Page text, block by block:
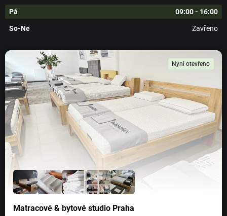
Rozměr:150 x 200 cm nebo 220 x 200 cm
Materiál:100 % mikrovlákno/polyester (gramáž cca
300g/m2 )
Praní na jemný cyklus na 30°C.
Odstíny barev na fotografiích nemusí zcela odpovídat
skutečnosti. Mohou se lišit v závislosti na nastavení
Vašeho monitoru.
Pá 09:00 - 16:00
So-Ne Zavřeno
Nyní otevřeno
Matracové & bytové studio Praha